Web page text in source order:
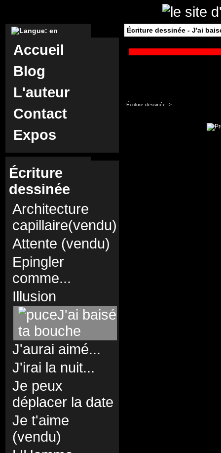
Accueil
Blog
L'auteur
Contact
Expos
Écriture
dessinée
Architecture
capillaire(vendu)
Attente (vendu)
Epingler
comme...
Illusion
J'ai baisé
ta bouche
J'aurai aimé...
J'irai la nuit...
Je peux
déplacer la date
Je t'aime
(vendu)
Écriture dessinée - J'ai
Écriture dessinée-->